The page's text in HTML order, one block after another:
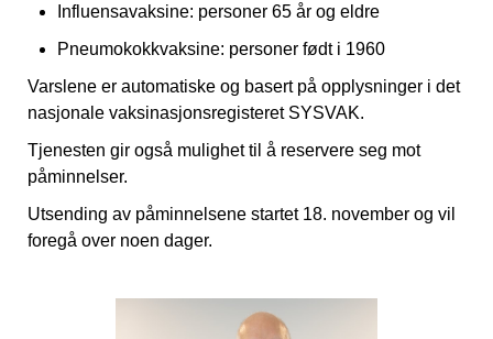
Influensavaksine: personer 65 år og eldre
Pneumokokkvaksine: personer født i 1960
Varslene er automatiske og basert på opplysninger i det
nasjonale vaksinasjonsregisteret SYSVAK.
Tjenesten gir også mulighet til å reservere seg mot
påminnelser.
Utsending av påminnelsene startet 18. november og vil
foregå over noen dager.